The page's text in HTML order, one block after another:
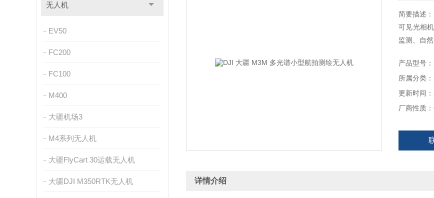
无人机
EV50
FC200
FC100
M400
大疆机场3
M4系列无人机
大疆FlyCart 30运载无人机
大疆DJI M350RTK无人机
简要描述
可见光相
监测、自然
产品型号：
所属分类
更新时间
厂商性质
详情介绍